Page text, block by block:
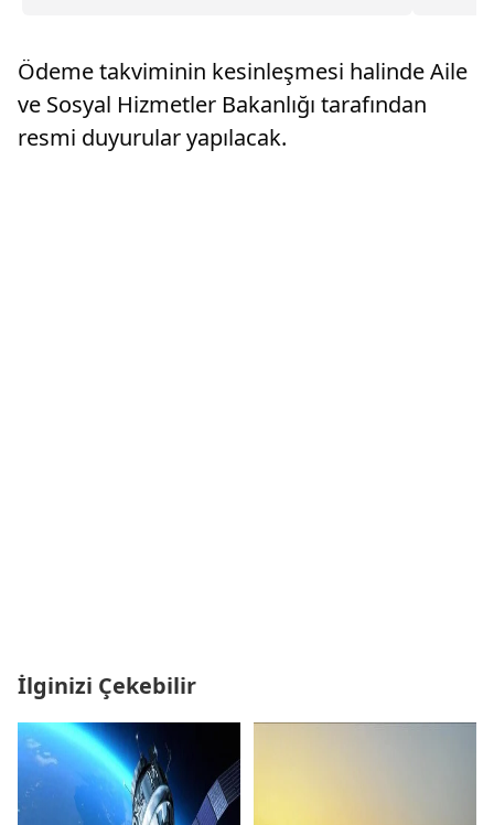
Ödeme takviminin kesinleşmesi halinde Aile
ve Sosyal Hizmetler Bakanlığı tarafından
resmi duyurular yapılacak.
İlginizi Çekebilir